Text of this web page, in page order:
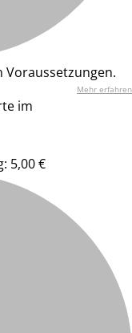
Mehr erfahren
im
5,00 €